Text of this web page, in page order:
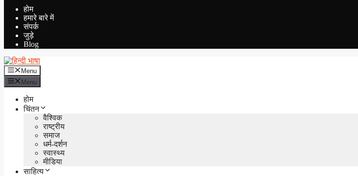
YouTube
होम
हमारे बारे में
संपर्क
जुड़े
Blog
Menu
Menu
होम
चिंतन
वैश्विक
राष्ट्रीय
समाज
धर्म-दर्शन
स्वास्थ्य
मीडिया
साहित्य